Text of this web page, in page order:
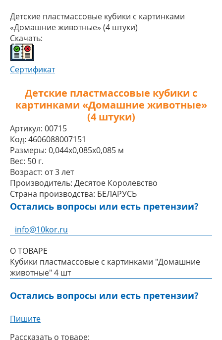
Детские пластмассовые кубики с картинками
«Домашние животные» (4 штуки)
Скачать:
Сертификат
Детские пластмассовые кубики с
картинками «Домашние животные»
(4 штуки)
Артикул: 00715
Код: 4606088007151
Размеры: 0,044x0,085x0,085 м
Вес: 50 г.
Возраст: от 3 лет
Производитель: Десятое Королевство
Страна производства: БЕЛАРУСЬ
Остались вопросы или есть претензии?
info@10kor.ru
О ТОВАРЕ
Кубики пластмассовые с картинками "Домашние
животные" 4 шт
Остались вопросы или есть претензии?
Пишите
Рассказать о товаре: